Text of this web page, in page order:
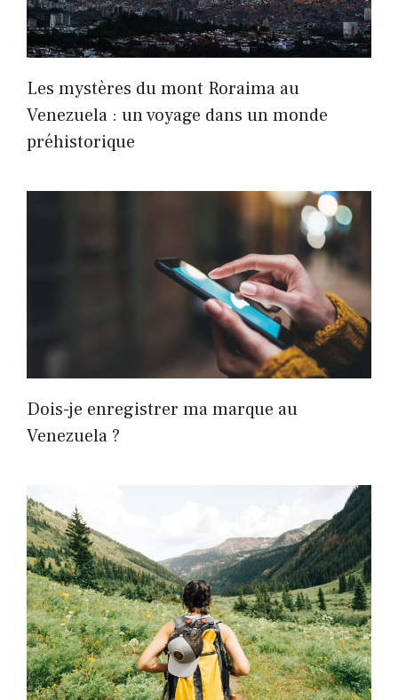
Les mystères du mont Roraima au
Venezuela : un voyage dans un monde
préhistorique
Dois-je enregistrer ma marque au
Venezuela ?